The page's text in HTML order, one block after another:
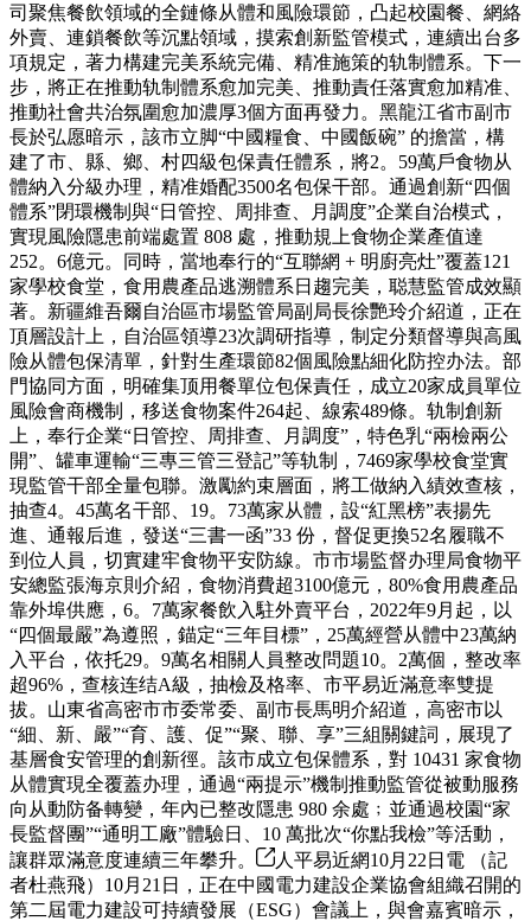
司聚焦餐飲領域的全鏈條从體和風險環節，凸起校園餐、網絡
外賣、連鎖餐飲等沉點領域，摸索創新監管模式，連續出台多
項規定，著力構建完美系統完備、精准施策的轨制體系。下一
步，將正在推動轨制體系愈加完美、推動責任落實愈加精准、
推動社會共治氛圍愈加濃厚3個方面再發力。黑龍江省市副市
長於弘愿暗示，該市立脚“中國糧食、中國飯碗” 的擔當，構
建了市、縣、鄉、村四級包保責任體系，將2。59萬戶食物从
體納入分級办理，精准婚配3500名包保干部。通過創新“四個
體系”閉環機制與“日管控、周排查、月調度”企業自治模式，
實現風險隱患前端處置 808 處，推動規上食物企業產值達
252。6億元。同時，當地奉行的“互聯網 + 明廚亮灶”覆蓋121
家學校食堂，食用農產品逃溯體系日趨完美，聪慧監管成效顯
著。新疆維吾爾自治區市場監管局副局長徐艷玲介紹道，正在
頂層設計上，自治區領導23次調研指導，制定分類督導與高風
險从體包保清單，針對生產環節82個風險點細化防控办法。部
門協同方面，明確集顶用餐單位包保責任，成立20家成員單位
風險會商機制，移送食物案件264起、線索489條。轨制創新
上，奉行企業“日管控、周排查、月調度”，特色乳“兩檢兩公
開”、罐車運輸“三專三管三登記”等轨制，7469家學校食堂實
現監管干部全量包聯。激勵約束層面，將工做納入績效查核，
抽查4。45萬名干部、19。73萬家从體，設“紅黑榜”表揚先
進、通報后進，發送“三書一函”33 份，督促更換52名履職不
到位人員，切實建牢食物平安防線。市市場監督办理局食物平
安總監張海京則介紹，食物消費超3100億元，80%食用農產品
靠外埠供應，6。7萬家餐飲入駐外賣平台，2022年9月起，以
“四個最嚴”為遵照，錨定“三年目標”，25萬經營从體中23萬納
入平台，依托29。9萬名相關人員整改問題10。2萬個，整改率
超96%，查核连结A級，抽檢及格率、市平易近滿意率雙提
拔。山東省高密市市委常委、副市長馬明介紹道，高密市以
“細、新、嚴”“育、護、促”“聚、聯、享”三組關鍵詞，展現了
基層食安管理的創新徑。該市成立包保體系，對 10431 家食物
从體實現全覆蓋办理，通過“兩提示”機制推動監管從被動服務
向从動防备轉變，年內已整改隱患 980 余處﹔並通過校園“家
長監督團”“通明工廠”體驗日、10 萬批次“你點我檢”等活動，
讓群眾滿意度連續三年攀升。
人平易近網10月22日電 （記
者杜燕飛）10月21日，正在中國電力建設企業協會組織召開的
第二屆電力建設可持續發展（ESG）會議上，與會嘉賓暗示，